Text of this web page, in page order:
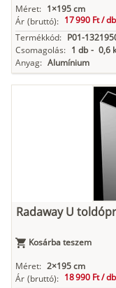
Méret: 1×195 cm
Ár (bruttó): 17 990 Ft /db
Termékkód: P01-
Csomagolás: 1 db - 0,6
Anyag: Alumínium
Radaway U
Kosárba teszem
Méret: 2×195 cm
Ár (bruttó): 18 990 Ft /db